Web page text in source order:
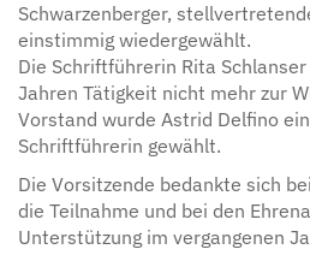
Schwarzenberger,
einstimmig wiedergewählt.
Die Schriftführerin Rita
Jahren Tätigkeit nicht mehr zur
Vorstand wurde Astrid Delfino
Schriftführerin gewählt.
Die Vorsitzende bedankte sich
die Teilnahme und bei den
Unterstützung im vergangenen